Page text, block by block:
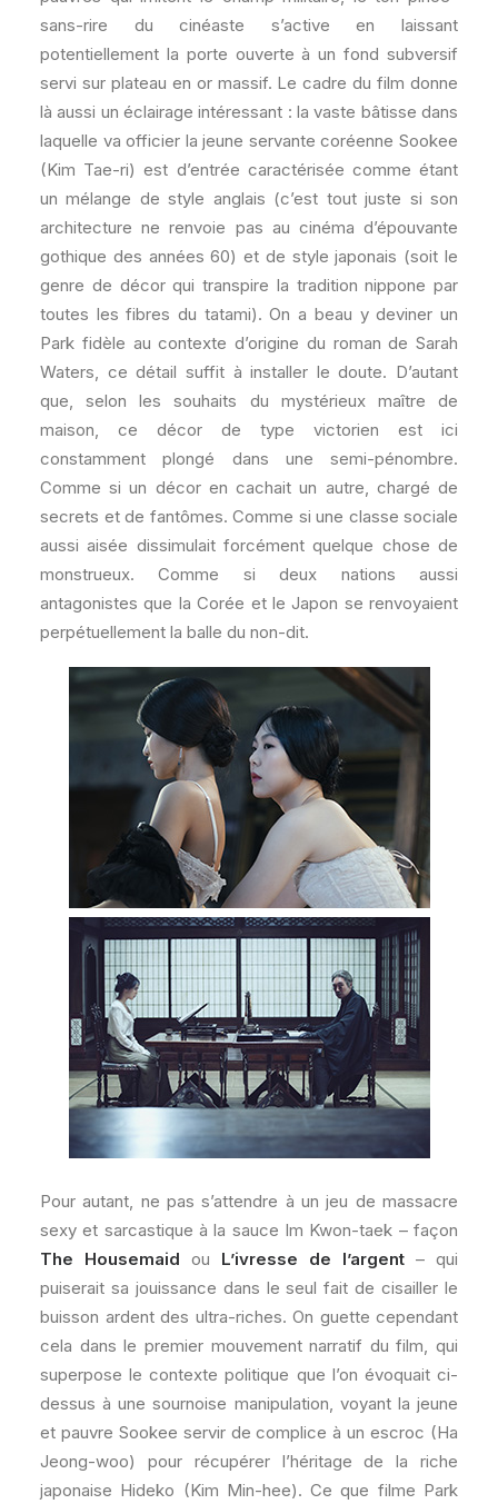
sans-rire du cinéaste s’active en laissant
potentiellement la porte ouverte à un fond subversif
servi sur plateau en or massif. Le cadre du film donne
là aussi un éclairage intéressant : la vaste bâtisse dans
laquelle va officier la jeune servante coréenne Sookee
(Kim Tae-ri) est d’entrée caractérisée comme étant
un mélange de style anglais (c’est tout juste si son
architecture ne renvoie pas au cinéma d’épouvante
gothique des années 60) et de style japonais (soit le
genre de décor qui transpire la tradition nippone par
toutes les fibres du tatami). On a beau y deviner un
Park fidèle au contexte d’origine du roman de Sarah
Waters, ce détail suffit à installer le doute. D’autant
que, selon les souhaits du mystérieux maître de
maison, ce décor de type victorien est ici
constamment plongé dans une semi-pénombre.
Comme si un décor en cachait un autre, chargé de
secrets et de fantômes. Comme si une classe sociale
aussi aisée dissimulait forcément quelque chose de
monstrueux. Comme si deux nations aussi
antagonistes que la Corée et le Japon se renvoyaient
perpétuellement la balle du non-dit.
Pour autant, ne pas s’attendre à un jeu de massacre
sexy et sarcastique à la sauce Im Kwon-taek – façon
The Housemaid ou L’ivresse de l’argent – qui
puiserait sa jouissance dans le seul fait de cisailler le
buisson ardent des ultra-riches. On guette cependant
cela dans le premier mouvement narratif du film, qui
superpose le contexte politique que l’on évoquait ci-
dessus à une sournoise manipulation, voyant la jeune
et pauvre Sookee servir de complice à un escroc (Ha
Jeong-woo) pour récupérer l’héritage de la riche
japonaise Hideko (Kim Min-hee). Ce que filme Park